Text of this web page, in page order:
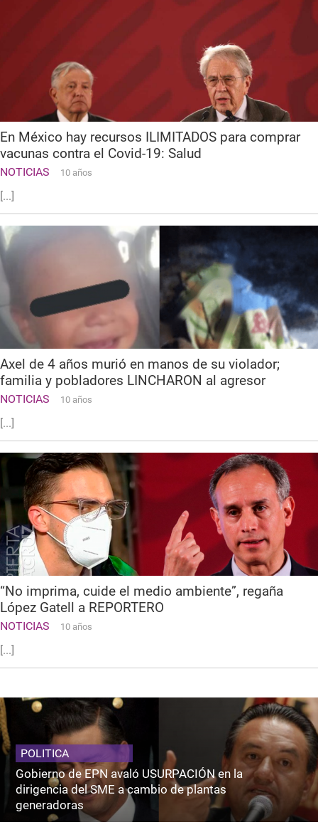
En México hay recursos ILIMITADOS para comprar
vacunas contra el Covid-19: Salud
NOTICIAS 10 años
[...]
Axel de 4 años murió en manos de su violador;
familia y pobladores LINCHARON al agresor
NOTICIAS 10 años
[...]
“No imprima, cuide el medio ambiente”, regaña
López Gatell a REPORTERO
NOTICIAS 10 años
[...]
POLITICA
Gobierno de EPN avaló USURPACIÓN en la
dirigencia del SME a cambio de plantas
generadoras